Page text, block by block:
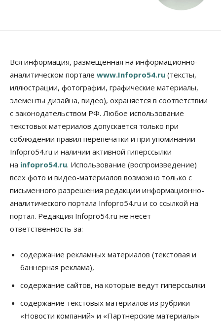
Вся информация, размещенная на информационно-
аналитическом портале www.Infopro54.ru (тексты,
иллюстрации, фотографии, графические материалы,
элементы дизайна, видео), охраняется в соответствии
с законодательством РФ. Любое использование
текстовых материалов допускается только при
соблюдении правил перепечатки и при упоминании
Infopro54.ru и наличии активной гиперссылки
на infopro54.ru. Использование (воспроизведение)
всех фото и видео-материалов возможно только с
письменного разрешения редакции информационно-
аналитического портала Infopro54.ru и со ссылкой на
портал. Редакция Infopro54.ru не несет
ответственность за:
содержание рекламных материалов (текстовая и
баннерная реклама),
содержание сайтов, на которые ведут гиперссылки
содержание текстовых материалов из рубрики
«Новости компаний» и «Партнерские материалы»